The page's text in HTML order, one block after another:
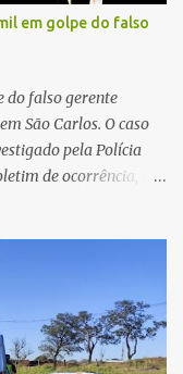
limitados, a
investir mais,
o maior benefício
respaldo tanto na
em golpe do falso
do falso gerente
São Carlos. O caso
pela Polícia
de ocorrência, a
um documento em
instituição financeira.
e encaminhou um